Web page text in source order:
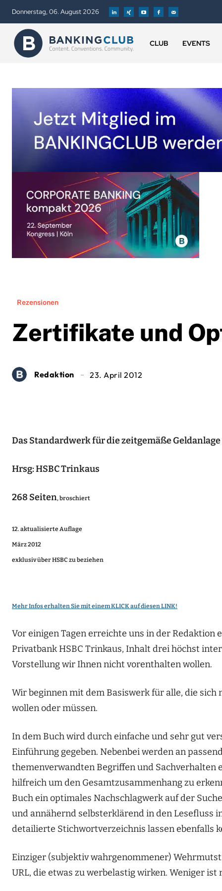
Donnerstag, 06. August 2026
CLUB EVENTS
Rezensionen
Zertifikate und
Redaktion 23. April 2012
Das Standardwerk für die zeitgemäße Geldanlage
Hrsg: HSBC Trinkaus
268 Seiten, broschiert
12. aktualisierte Auflage
März 2012
exklusiv über HSBC zu beziehen
Mehr Infos erhalten Sie mit einem KLICK auf diesen LINK!
Vor einigen Tagen erreichte uns in der Redaktion
Privatbank HSBC Trinkaus, Inhalt drei höchst
Vorstellung wir Ihnen nicht vorenthalten wollen.
Wir beginnen mit dem Basiswerk für alle, die
wollen oder müssen.
In dem Buch wird durch einfache und sehr gut
Einführung gegeben. Nebenbei werden an
themenverwandten Begriffen und Sachverhalten
hilfreich um den Gesamtzusammenhang zu
Buch ein optimales Nachschlagwerk auf der
und annähernd selbsterklärend in den Lesefluss
detailierte Stichwortverzeichnis lassen ebenfalls
Einziger (subjektiv wahrgenommener)
URL, die etwas zu werbelastig wirken. Weniger